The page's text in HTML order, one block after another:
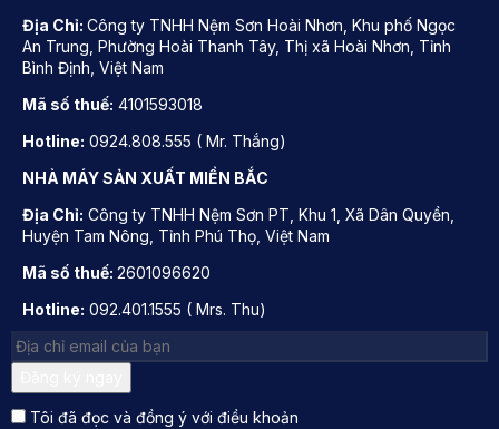
Địa Chỉ: Công ty TNHH Nệm Sơn Hoài Nhơn, Khu phố Ngọc
An Trung, Phường Hoài Thanh Tây, Thị xã Hoài Nhơn, Tỉnh
Bình Định, Việt Nam
Mã số thuế: 4101593018
Hotline: 0924.808.555 ( Mr. Thắng)
NHÀ MÁY SẢN XUẤT MIỀN BẮC
Địa Chỉ: Công ty TNHH Nệm Sơn PT, Khu 1, Xã Dân Quyền,
Huyện Tam Nông, Tỉnh Phú Thọ, Việt Nam
Mã số thuế: 2601096620
Hotline: 092.401.1555 ( Mrs. Thu)
Tôi đã đọc và đồng ý với điều khoản